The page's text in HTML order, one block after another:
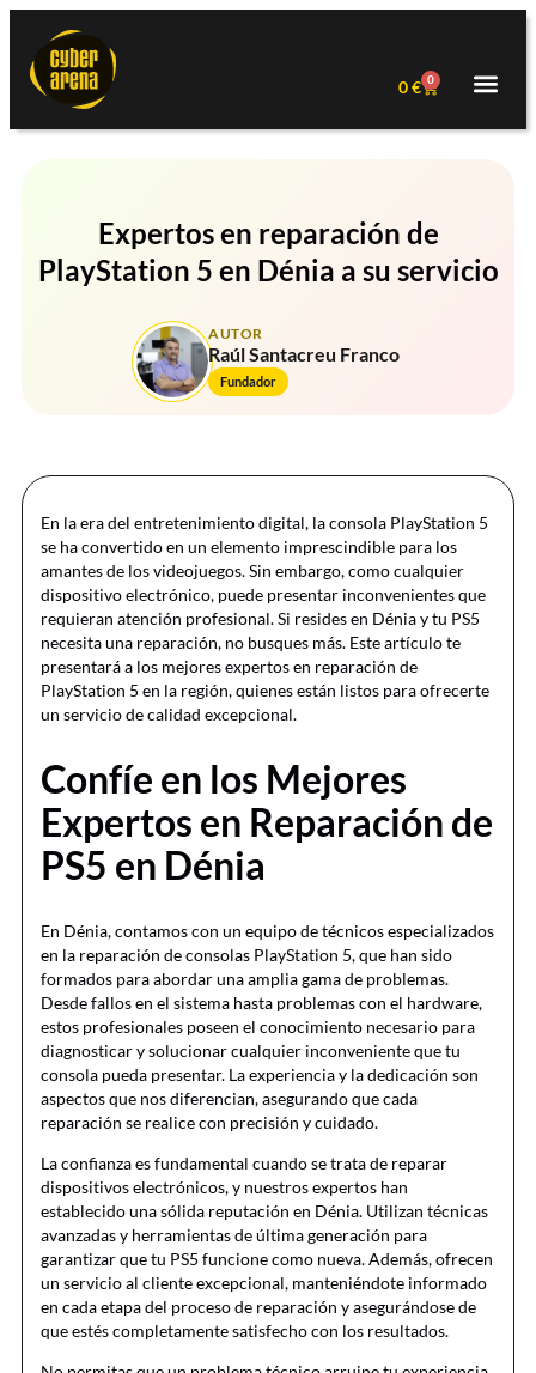
0€ 0
Expertos en reparación de
PlayStation 5 en Dénia a su servicio
AUTOR
Raúl Santacreu Franco
Fundador
En la era del entretenimiento digital, la consola PlayStation 5
se ha convertido en un elemento imprescindible para los
amantes de los videojuegos. Sin embargo, como cualquier
dispositivo electrónico, puede presentar inconvenientes que
requieran atención profesional. Si resides en Dénia y tu PS5
necesita una reparación, no busques más. Este artículo te
presentará a los mejores expertos en reparación de
PlayStation 5 en la región, quienes están listos para ofrecerte
un servicio de calidad excepcional.
Confíe en los Mejores
Expertos en Reparación de
PS5 en Dénia
En Dénia, contamos con un equipo de técnicos especializados
en la reparación de consolas PlayStation 5, que han sido
formados para abordar una amplia gama de problemas.
Desde fallos en el sistema hasta problemas con el hardware,
estos profesionales poseen el conocimiento necesario para
diagnosticar y solucionar cualquier inconveniente que tu
consola pueda presentar. La experiencia y la dedicación son
aspectos que nos diferencian, asegurando que cada
reparación se realice con precisión y cuidado.
La confianza es fundamental cuando se trata de reparar
dispositivos electrónicos, y nuestros expertos han
establecido una sólida reputación en Dénia. Utilizan técnicas
avanzadas y herramientas de última generación para
garantizar que tu PS5 funcione como nueva. Además, ofrecen
un servicio al cliente excepcional, manteniéndote informado
en cada etapa del proceso de reparación y asegurándose de
que estés completamente satisfecho con los resultados.